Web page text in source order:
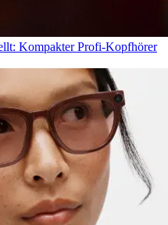
Kompakter Profi-Kopfhörer